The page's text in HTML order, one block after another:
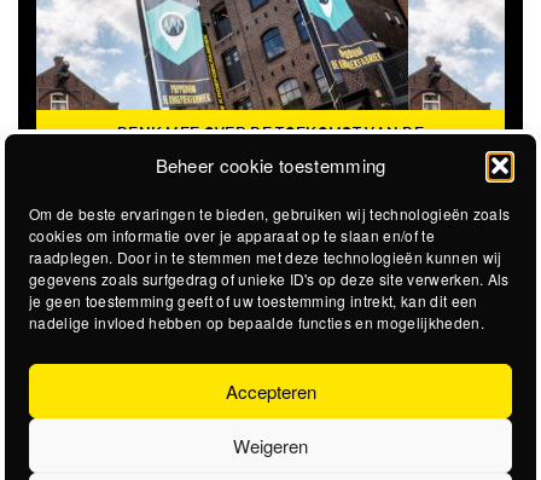
Beheer cookie toestemming
Om de beste ervaringen te bieden, gebruiken wij technologieën zoals
cookies om informatie over je apparaat op te slaan en/of te
raadplegen. Door in te stemmen met deze technologieën kunnen wij
gegevens zoals surfgedrag of unieke ID's op deze site verwerken. Als
je geen toestemming geeft of uw toestemming intrekt, kan dit een
nadelige invloed hebben op bepaalde functies en mogelijkheden.
Accepteren
Weigeren
DENK MEE OVER DE TOEKOMST VAN DE
KROEPOEKFABRIEK